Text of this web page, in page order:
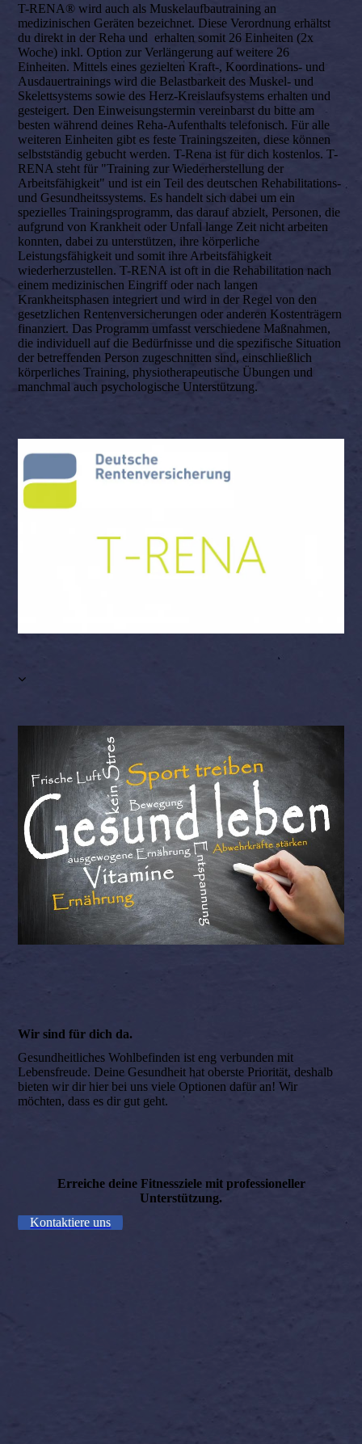
T-RENA® wird auch als Muskelaufbautraining an
medizinischen Geräten bezeichnet. Diese Verordnung erhältst
du direkt in der Reha und erhalten somit 26 Einheiten (2x
Woche) inkl. Option zur Verlängerung auf weitere 26
Einheiten. Mittels eines gezielten Kraft-, Koordinations- und
Ausdauertrainings wird die Belastbarkeit des Muskel- und
Skelettsystems sowie des Herz-Kreislaufsystems erhalten und
gesteigert. Den Einweisungstermin vereinbarst du bitte am
besten während deines Reha-Aufenthalts telefonisch. Für alle
weiteren Einheiten gibt es feste Trainingszeiten, diese können
selbstständig gebucht werden. T-Rena ist für dich kostenlos. T-
RENA steht für "Training zur Wiederherstellung der
Arbeitsfähigkeit" und ist ein Teil des deutschen Rehabilitations-
und Gesundheitssystems. Es handelt sich dabei um ein
spezielles Trainingsprogramm, das darauf abzielt, Personen, die
aufgrund von Krankheit oder Unfall lange Zeit nicht arbeiten
konnten, dabei zu unterstützen, ihre körperliche
Leistungsfähigkeit und somit ihre Arbeitsfähigkeit
wiederherzustellen. T-RENA ist oft in die Rehabilitation nach
einem medizinischen Eingriff oder nach langen
Krankheitsphasen integriert und wird in der Regel von den
gesetzlichen Rentenversicherungen oder anderen Kostenträgern
finanziert. Das Programm umfasst verschiedene Maßnahmen,
die individuell auf die Bedürfnisse und die spezifische Situation
der betreffenden Person zugeschnitten sind, einschließlich
körperliches Training, physiotherapeutische Übungen und
manchmal auch psychologische Unterstützung.
Wir sind für dich da.
Gesundheitliches Wohlbefinden ist eng verbunden mit
Lebensfreude. Deine Gesundheit hat oberste Priorität, deshalb
bieten wir dir hier bei uns viele Optionen dafür an! Wir
möchten, dass es dir gut geht.
Erreiche deine Fitnessziele mit professioneller
Unterstützung.
Kontaktiere uns